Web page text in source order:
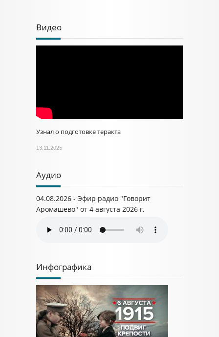
Видео
Узнал о подготовке теракта
13.11.2025
Аудио
04.08.2026 - Эфир радио "Говорит
Аромашево" от 4 августа 2026 г.
Инфографика